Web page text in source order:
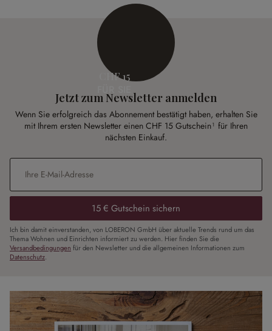
CHF 15
Jetzt zum Newsletter anmelden
Wenn Sie erfolgreich das Abonnement bestätigt haben, erhalten Sie
mit Ihrem ersten Newsletter einen CHF 15 Gutschein¹ für Ihren
nächsten Einkauf.
E-Mail-Adresse
15 € Gutschein sichern
Ich bin damit einverstanden, von LOBERON GmbH über aktuelle Trends rund um das
Thema Wohnen und Einrichten informiert zu werden. Hier finden Sie die
Versandbedingungen für den Newsletter und die allgemeinen Informationen zum
Datenschutz.